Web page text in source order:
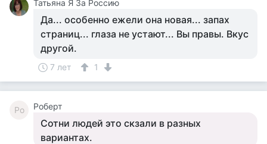
Татьяна Я За Россию
Да... особенно ежели она новая... запах
страниц... глаза не устают... Вы правы. Вкус
другой.
7 лет 1
Ро Роберт
Сотни людей это скзали в разных
вариантах.